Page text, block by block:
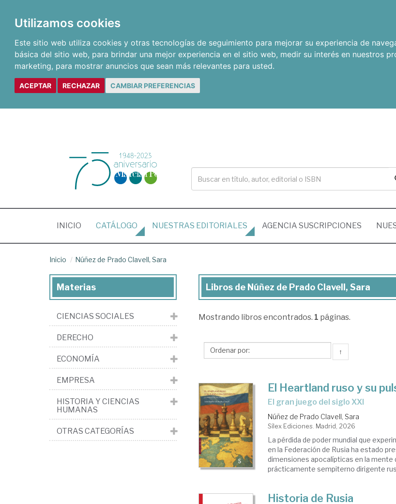
Utilizamos cookies
Este sitio web utiliza cookies y otras tecnologías de seguimiento para mejorar su experiencia de
básica del sitio web, para brindar una mejor experiencia en el sitio web, medir su interés en nuestros
marketing, para mostrar anuncios que sean más relevantes para usted.
ACEPTAR RECHAZAR CAMBIAR PREFERENCIAS
INICIO (CURRENT)
CATÁLOGO NUESTRAS EDITORIALES AGENCIA SUSCRIPCIONES
Inicio Núñez de Prado Clavell, Sara
Libros
Núñez
Prado
Sara
Libros de Núñez de Prado Clavell, Sara
Mostrando libros encontrados. 1 páginas.
↑
El Heartland ruso y su
El gran juego del siglo XXI
Núñez de Prado Clavell, Sara
Sílex Ediciones. Madrid, 2026
La pérdida de poder mundial que
en la Federación de Rusia ha estado
dimensiones apocalípticas en la mente
prácticamente sempiterno dirigente
Historia de Rusia
Materias
CIENCIAS SOCIALES
DERECHO
ECONOMÍA
EMPRESA
HISTORIA Y CIENCIAS
HUMANAS
OTRAS CATEGORÍAS